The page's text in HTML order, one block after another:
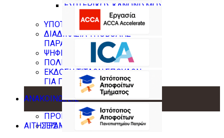
ΕΣΩΤΕΡΙΚΟΣ ΚΑΝΟΝΙΣΜΟΣ
ΛΕΙΤΟΥΡΓΙΑΣ
ΥΠΟΤΡΟΦΙΕΣ
ΔΙΑΔΙΚΑΣΙΑ ΥΠΟΒΟΛΗΣ
ΠΑΡΑΠΟΝΩΝ
ΨΗΦΙΑΚΕΣ ΥΠΗΡΕΣΙΕΣ
ΠΟΛΙΤΙΚΗ ΙΔΙΩΤΙΚΟΤΗΤΑΣ
ΕΚΔΟΣΗ ΤΙΤΛΩΝ ΣΠΟΥΔΩΝ
ΓΙΑ ΠΠΣ ΜΕΣΩ GOV.GR
ΑΝΑΚΟΙΝΩΣΕΙΣ
ΠΡΟΠΤΥΧΙΑΚΟΥ
ΓΡΑΜΜΑΤΕΙΑΣ
ΑΙΤΗΣΕΙΣ - ΕΝΤΥΠΑ